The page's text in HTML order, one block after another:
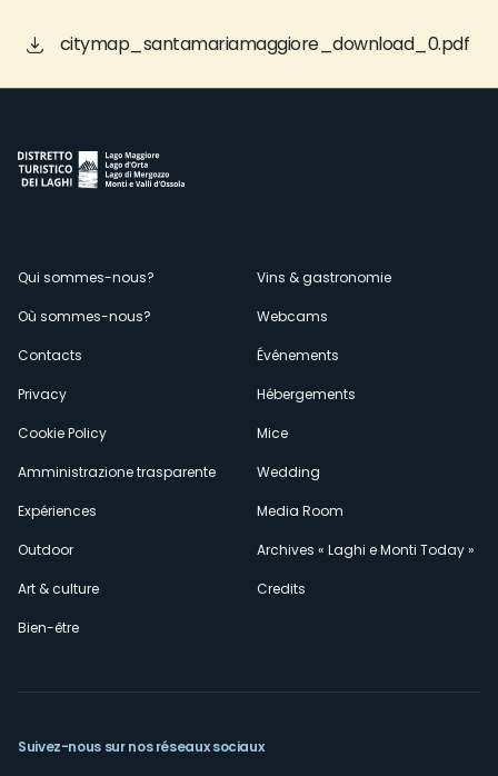
citymap_santamariamaggiore_download_0.pdf
Menù
secondario
Qui sommes-nous?
Où sommes-nous?
Contacts
Privacy
Cookie Policy
Amministrazione trasparente
Expériences
Outdoor
Art & culture
Bien-être
Vins & gastronomie
Webcams
Événements
Hébergements
Mice
Wedding
Media Room
Archives « Laghi e Monti Today »
Credits
Suivez-nous sur nos réseaux sociaux